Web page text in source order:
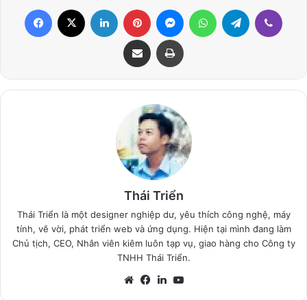
Facebook LinkedIn Pinterest MessengerWhatsAppTelegram
Share via Email Print
Thái Triển
Thái Triển là một designer nghiệp dư, yêu thích công nghệ, máy
tính, vẽ vời, phát triển web và ứng dụng. Hiện tại mình đang làm
Chủ tịch, CEO, Nhân viên kiêm luôn tạp vụ, giao hàng cho Công ty
TNHH Thái Triển.
WebsiteFacebook
LinkedIn